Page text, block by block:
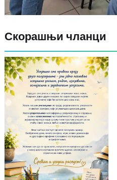
Скорашњи чланци